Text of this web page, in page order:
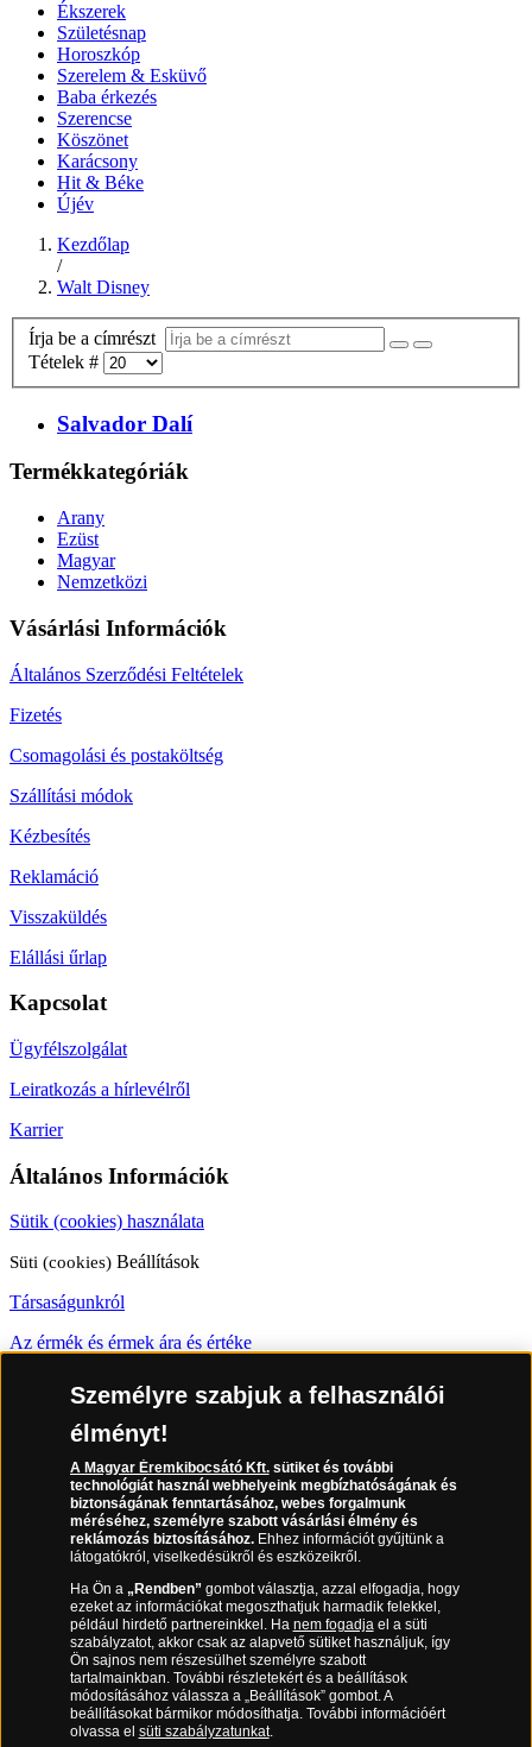
Ékszerek
Születésnap
Horoszkóp
Szerelem & Esküvő
Baba érkezés
Szerencse
Köszönet
Karácsony
Hit & Béke
Újév
Kezdőlap
/
Walt Disney
Írja be a címrészt
Tételek #
Salvador Dalí
Termékkategóriák
Arany
Ezüst
Magyar
Nemzetközi
Vásárlási Információk
Általános Szerződési Feltételek
Fizetés
Csomagolási és postaköltség
Szállítási módok
Kézbesítés
Reklamáció
Visszaküldés
Elállási űrlap
Kapcsolat
Ügyfélszolgálat
Leiratkozás a hírlevélről
Karrier
Általános Információk
Sütik (cookies) használata
Süti (cookies) Beállítások
Társaságunkról
Az érmék és érmek ára és értéke
Gyakran ismételt kérdések
Adatkezelés
06 80 888 889
(díjmentesen hívható hétfőtől csütörtökig 9.00 és 17.00 óra között,
péntekenként 9.00 és 15.00 óra között)
Személyre szabjuk a felhasználói
élményt!
A Magyar Éremkibocsátó Kft.sütiket és további
technológiát használ webhelyeink megbízhatóságának és
biztonságának fenntartásához, webes forgalmunk
méréséhez, személyre szabott vásárlási élmény és
reklámozás biztosításához.Ehhez információt gyűjtünk a
látogatókról, viselkedésükről és eszközeikről.
Ha Ön a „Rendben”gombot választja, azzal elfogadja, hogy
ezeket az információkat megoszthatjuk harmadik felekkel,
például hirdető partnereinkkel. Ha nem fogadjael a süti
szabályzatot, akkor csak az alapvető sütiket használjuk, így
Ön sajnos nem részesülhet személyre szabott
tartalmainkban. További részletekért és a beállítások
módosításához válassza a „Beállítások” gombot. A
beállításokat bármikor módosíthatja. További információért
olvassa el süti szabályzatunkat.